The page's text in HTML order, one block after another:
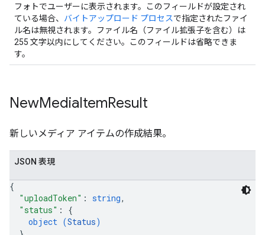
フォトでユーザーに表示されます。このフィールドが設定され
ている場合、 バイトアップロード プロセスで指定されたファイ
ル名は無視されます。ファイル名（ファイル拡張子を含む）は
255 文字以内にしてください。このフィールドは省略できま
す。
NewMediaItemResult
新しいメディア アイテムの作成結果。
JSON 表現
{
"uploadToken" : string,
"status" : {
object (Status)